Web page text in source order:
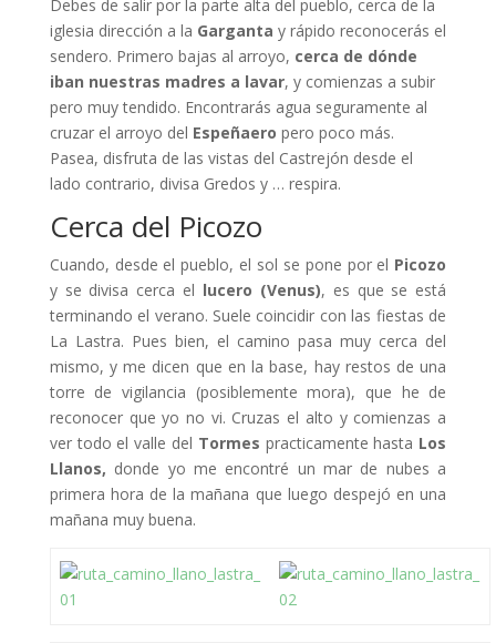
Debes de salir por la parte alta del pueblo, cerca de la
iglesia dirección a la Garganta y rápido reconocerás el
sendero. Primero bajas al arroyo, cerca de dónde
iban nuestras madres a lavar, y comienzas a subir
pero muy tendido. Encontrarás agua seguramente al
cruzar el arroyo del Espeñaero pero poco más.
Pasea, disfruta de las vistas del Castrejón desde el
lado contrario, divisa Gredos y … respira.
Cerca del Picozo
Cuando, desde el pueblo, el sol se pone por el Picozo
y se divisa cerca el lucero (Venus), es que se está
terminando el verano. Suele coincidir con las fiestas de
La Lastra. Pues bien, el camino pasa muy cerca del
mismo, y me dicen que en la base, hay restos de una
torre de vigilancia (posiblemente mora), que he de
reconocer que yo no vi. Cruzas el alto y comienzas a
ver todo el valle del Tormes practicamente hasta Los
Llanos, donde yo me encontré un mar de nubes a
primera hora de la mañana que luego despejó en una
mañana muy buena.